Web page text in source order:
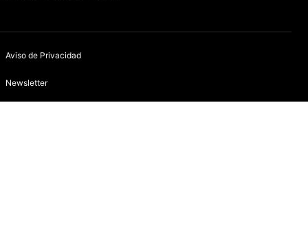
Aviso de Privacidad
Newsletter